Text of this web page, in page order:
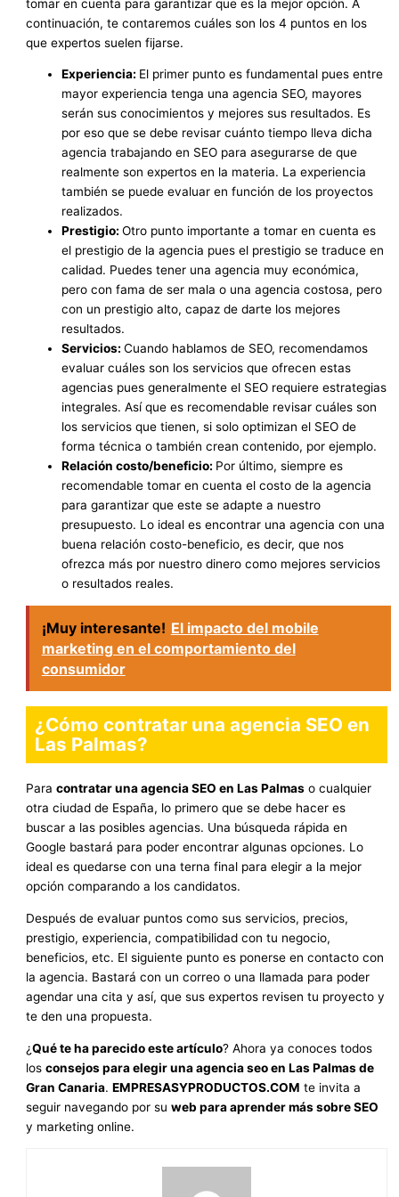
tomar en cuenta para garantizar que es la mejor opción. A
continuación, te contaremos cuáles son los 4 puntos en los
que expertos suelen fijarse.
Experiencia: El primer punto es fundamental pues entre
mayor experiencia tenga una agencia SEO, mayores
serán sus conocimientos y mejores sus resultados. Es
por eso que se debe revisar cuánto tiempo lleva dicha
agencia trabajando en SEO para asegurarse de que
realmente son expertos en la materia. La experiencia
también se puede evaluar en función de los proyectos
realizados.
Prestigio:Otro punto importante a tomar en cuenta es
el prestigio de la agencia pues el prestigio se traduce en
calidad. Puedes tener una agencia muy económica,
pero con fama de ser mala o una agencia costosa, pero
con un prestigio alto, capaz de darte los mejores
resultados.
Servicios:Cuando hablamos de SEO, recomendamos
evaluar cuáles son los servicios que ofrecen estas
agencias pues generalmente el SEO requiere estrategias
integrales. Así que es recomendable revisar cuáles son
los servicios que tienen, si solo optimizan el SEO de
forma técnica o también crean contenido, por ejemplo.
Relación costo/beneficio: Por último, siempre es
recomendable tomar en cuenta el costo de la agencia
para garantizar que este se adapte a nuestro
presupuesto. Lo ideal es encontrar una agencia con una
buena relación costo-beneficio, es decir, que nos
ofrezca más por nuestro dinero como mejores servicios
o resultados reales.
¡Muy interesante! El impacto del mobile
marketing en el comportamiento del
consumidor
¿Cómo contratar una agencia SEO en
Las Palmas?
Paracontratar una agencia SEO en Las Palmas o cualquier
otra ciudad de España, lo primero que se debe hacer es
buscar a las posibles agencias. Una búsqueda rápida en
Google bastará para poder encontrar algunas opciones. Lo
ideal es quedarse con una terna final para elegir a la mejor
opción comparando a los candidatos.
Después de evaluar puntos como sus servicios, precios,
prestigio, experiencia, compatibilidad con tu negocio,
beneficios, etc. El siguiente punto es ponerse en contacto con
la agencia. Bastará con un correo o una llamada para poder
agendar una cita y así, que sus expertos revisen tu proyecto y
te den una propuesta.
¿Qué te ha parecido este artículo? Ahora ya conoces todos
losconsejos para elegir una agencia seo en Las Palmas de
Gran Canaria.EMPRESASYPRODUCTOS.COM te invita a
seguir navegando por suweb para aprender más sobre SEO
y marketing online.